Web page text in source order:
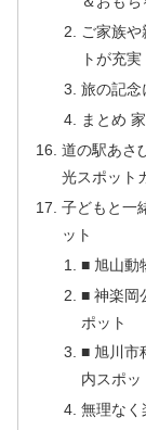
ご家族
トが充実
旅の記念
まとめ
道の駅あさ
光スポット
子どもと一
ット
■ 旭山動
■ 神楽岡
ポット
■ 旭川市
内スポッ
無理なく